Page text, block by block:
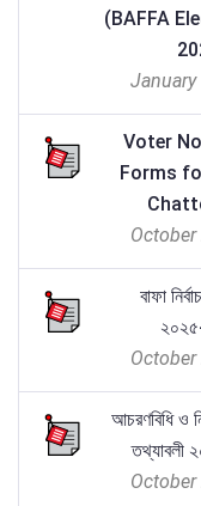
(BAFFA
January
Voter
Forms
বাফা
আচরণবিধি ও
তথ্যাবলী